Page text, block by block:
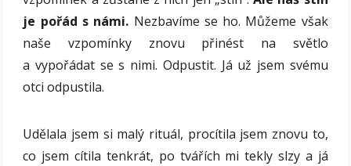
je pořád s námi. Nezbavíme se ho. Můžeme však
naše vzpomínky znovu přinést na světlo
a vypořádat se s nimi. Odpustit. Já už jsem svému
otci odpustila.
Udělala jsem si malý rituál, procítila jsem znovu to,
co jsem cítila tenkrát, po tvářích mi tekly slzy a já